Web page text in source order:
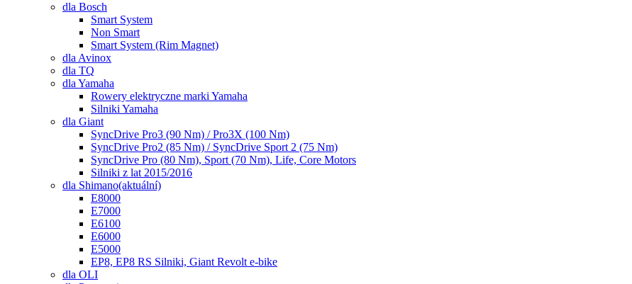
dla Bosch
Smart System
Non Smart
Smart System (Rim Magnet)
dla Avinox
dla TQ
dla Yamaha
Rowery elektryczne marki Yamaha
Silniki Yamaha
dla Giant
SyncDrive Pro3 (90 Nm) / Pro3X (100 Nm)
SyncDrive Pro2 (85 Nm) / SyncDrive Sport 2 (75 Nm)
SyncDrive Pro (80 Nm), Sport (70 Nm), Life, Core Motors
Silniki z lat 2015/2016
dla Shimano(aktuální)
E8000
E7000
E6100
E6000
E5000
EP8, EP8 RS Silniki, Giant Revolt e-bike
dla OLI